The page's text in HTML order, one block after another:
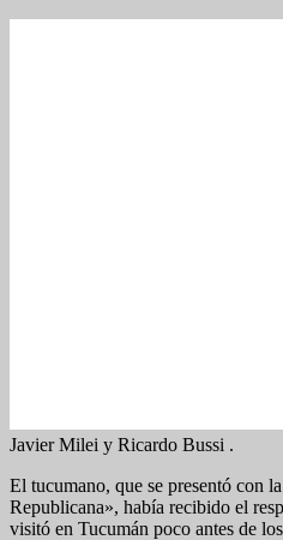
Javier Milei y Ricardo Bussi .
El tucumano, que se presentó con
Republicana», había recibido el
visitó en Tucumán poco antes de